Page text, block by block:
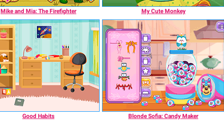
Mike and Mia: The Firefighter My Cute Monkey
Good Habits Blonde Sofia: Candy Maker